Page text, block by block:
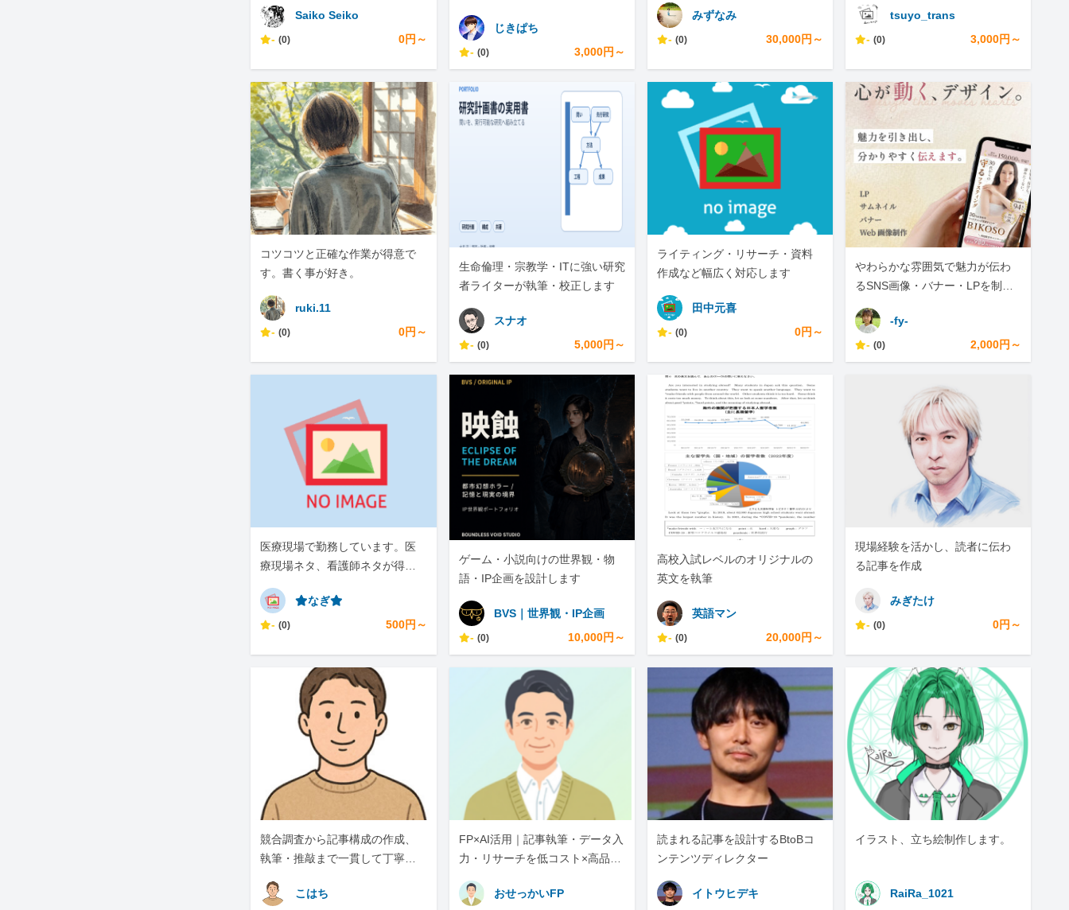
い。
Saiko Seiko
- (0) 0円～
じきぱち
- (0) 3,000円～
みずなみ
- (0) 30,000円～
tsuyo_trans
- (0) 3,000円～
コツコツと正確な作業が得意で
す。書く事が好き。
ruki.11
- (0) 0円～
生命倫理・宗教学・ITに強い研究
者ライターが執筆・校正します
スナオ
- (0) 5,000円～
ライティング・リサーチ・資料
作成など幅広く対応します
田中元喜
- (0) 0円～
やわらかな雰囲気で魅力が伝わ
るSNS画像・バナー・LPを制作
-fy-
- (0) 2,000円～
医療現場で勤務しています。医
療現場ネタ、看護師ネタが得意
⭐︎なぎ⭐︎
- (0) 500円～
ゲーム・小説向けの世界観・物
語・IP企画を設計します
BVS｜世界観・IP企画
- (0) 10,000円～
高校入試レベルのオリジナルの
英文を執筆
英語マン
- (0) 20,000円～
現場経験を活かし、読者に伝わ
る記事を作成
みぎたけ
- (0) 0円～
競合調査から記事構成の作成、
執筆・推敲まで一貫して丁寧に
こはち
FP×AI活用｜記事執筆・データ入
力・リサーチを低コスト×高品質
おせっかいFP
読まれる記事を設計するBtoBコ
ンテンツディレクター
イトウヒデキ
イラスト、立ち絵制作します。
RaiRa_1021